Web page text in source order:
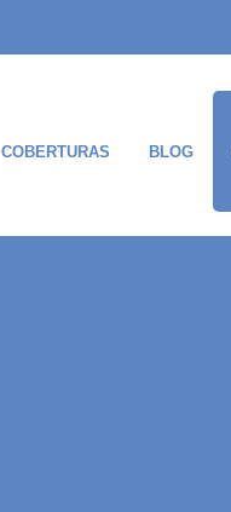
COBERTURAS BLOG